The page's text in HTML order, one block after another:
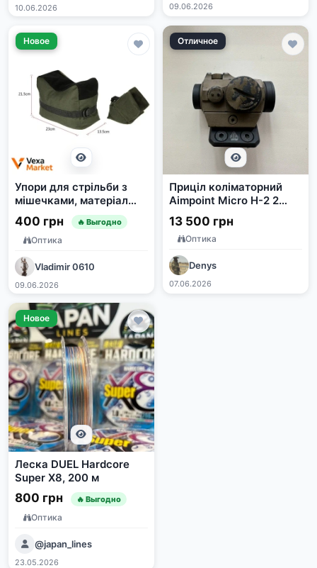
10.06.2026 09.06.2026
Новое
Упори для стрільби з
мішечками, матеріал
оксфорд 600
400 грн 🔥 Выгодно
Оптика
Vladimir 0610
09.06.2026
Отличное
Приціл коліматорний
Aimpoint Micro H-2 2
МОА з кріпленням
Leapers UTG Angled 45°
M-LOK Black
13 500 грн
Оптика
Denys
07.06.2026
Новое
Леска DUEL Hardcore
Super X8, 200 м
800 грн 🔥 Выгодно
Оптика
@japan_lines
23.05.2026